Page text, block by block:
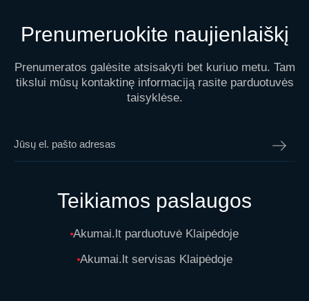
Prenumeruokite naujienlaiškį
Prenumeratos galėsite atsisakyti bet kuriuo metu. Tam
tikslui mūsų kontaktinę informaciją rasite parduotuvės
taisyklėse.
Teikiamos paslaugos
Akumai.lt parduotuvė Klaipėdoje
Akumai.lt servisas Klaipėdoje